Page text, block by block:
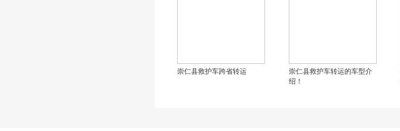
崇仁县救护车跨省转运
崇仁县救护车转运的车型介
绍！